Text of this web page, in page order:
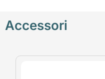
Accessori